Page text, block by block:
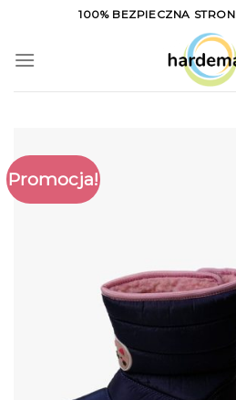
content
100% BEZPIECZNA
Promocja!